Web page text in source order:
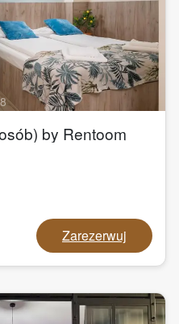
8
by Rentoom
Zarezerwuj